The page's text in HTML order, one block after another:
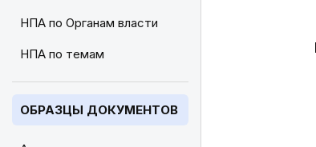
НПА по Органам власти
НПА по темам
ОБРАЗЦЫ ДОКУМЕНТОВ